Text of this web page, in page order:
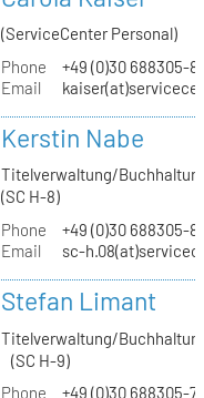
(ServiceCenter Personal)
Phone
+49 (0)30 688305-
Email
Kerstin Nabe
Titelverwaltung/
(SC H-8)
Phone
+49 (0)30 688305-
Email
sc-
Stefan Limant
Titelverwaltung/
(SC H-9)
Phone
+49 (0)30 688305-